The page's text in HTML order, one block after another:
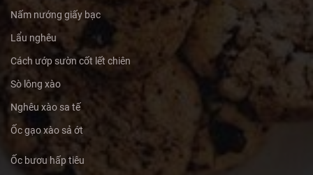
Nấm nướng giấy bạc
Lẩu nghêu
Cách ướp sườn cốt lết chiên
Sò lông xào
Nghêu xào sa tế
Ốc gạo xào sả ớt
Ốc bươu hấp tiêu